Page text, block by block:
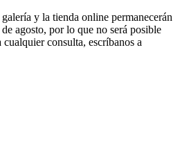
galería y la tienda online permanecerán
agosto, por lo que no será posible
consulta, escríbanos a